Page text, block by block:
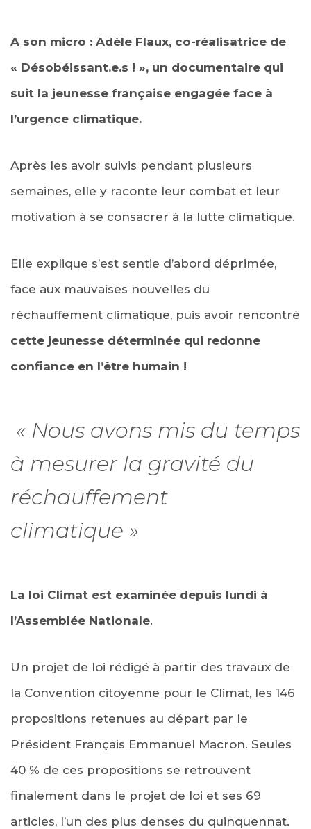
A son micro : Adèle Flaux, co-réalisatrice de
« Désobéissant.e.s ! », un documentaire qui
suit la jeunesse française engagée face à
l’urgence climatique.
Après les avoir suivis pendant plusieurs
semaines, elle y raconte leur combat et leur
motivation à se consacrer à la lutte climatique.
Elle explique s’est sentie d’abord déprimée,
face aux mauvaises nouvelles du
réchauffement climatique, puis avoir rencontré
cette jeunesse déterminée qui redonne
confiance en l’être humain !
« Nous avons mis du temps
à mesurer la gravité du
réchauffement
climatique »
La loi Climat est examinée depuis lundi à
l’Assemblée Nationale.
Un projet de loi rédigé à partir des travaux de
la Convention citoyenne pour le Climat, les 146
propositions retenues au départ par le
Président Français Emmanuel Macron. Seules
40 % de ces propositions se retrouvent
finalement dans le projet de loi et ses 69
articles, l’un des plus denses du quinquennat.